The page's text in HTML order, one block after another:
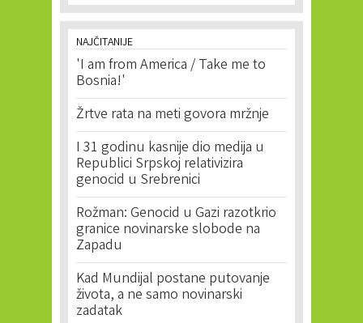
NAJČITANIJE
'I am from America / Take me to
Bosnia!'
Žrtve rata na meti govora mržnje
I 31 godinu kasnije dio medija u
Republici Srpskoj relativizira
genocid u Srebrenici
Rožman: Genocid u Gazi razotkrio
granice novinarske slobode na
Zapadu
Kad Mundijal postane putovanje
života, a ne samo novinarski
zadatak